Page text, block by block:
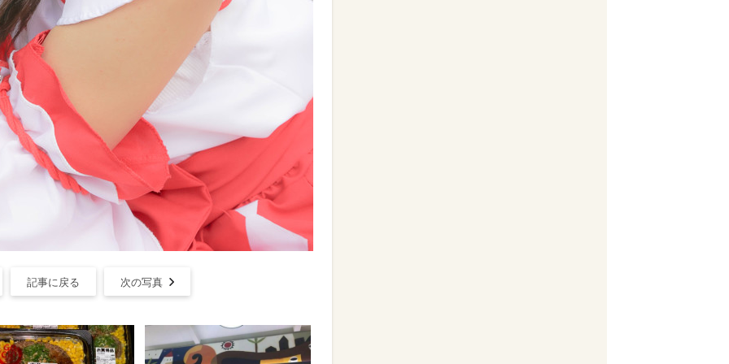
記事に戻る 次の写真